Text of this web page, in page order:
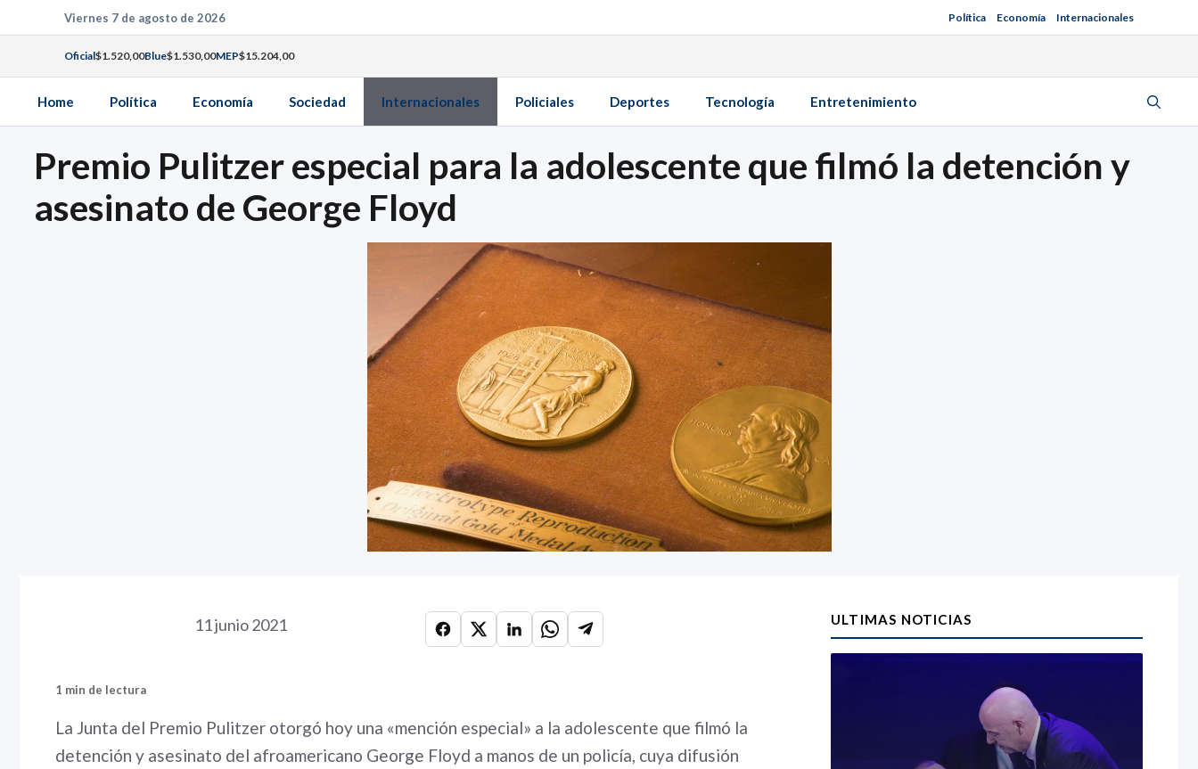
al
contenido
Viernes 7 de agosto de 2026 Política Economía Internacionales
Oficial$1.520,00Blue$1.530,00MEP$15.204,00
Home Política Economía Sociedad Internacionales Policiales Deportes Tecnología Entretenimiento
Premio Pulitzer especial para la adolescente que filmó la detención y
asesinato de George Floyd
11 junio 2021
1 min de lectura
La Junta del Premio Pulitzer otorgó hoy una «mención especial» a la adolescente que filmó la
detención y asesinato del afroamericano George Floyd a manos de un policía, cuya difusión
ULTIMAS NOTICIAS